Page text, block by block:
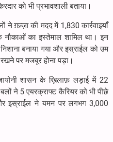
को भी प्रभावशाली बताया।
ने ग़ज़्ज़ा की मदद में 1,830 कार्रवाइयाँ
नौकाओं का इस्तेमाल शामिल था। इन
बनाया गया और इस्राईल को उम
पर मजबूर होना पड़ा।
शासन के ख़िलाफ़ लड़ाई में 22
ने 5 एयरक्राफ्ट कैरियर को भी पीछे
इस्राईल ने यमन पर लगभग 3,000